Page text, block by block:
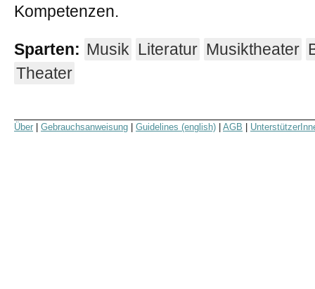
Kompetenzen.
Sparten: Musik Literatur Musiktheater
Theater
Über Gebrauchsanweisung Guidelines (english) AGB